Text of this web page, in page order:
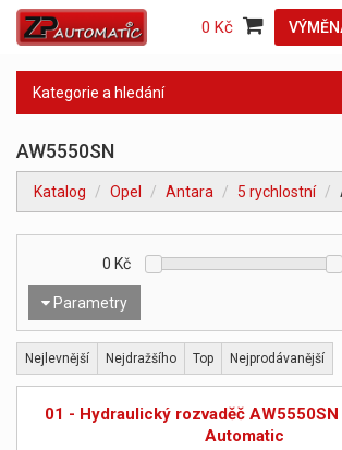
0 Kč
Kategorie a hledání
AW5550SN
Katalog Opel Antara 5 rychlostní
Parametry
0 Kč
Nejlevnější Nejdražšího Top Nejprodávanější
01 - Hydraulický rozvaděč AW5550SN
Automatic